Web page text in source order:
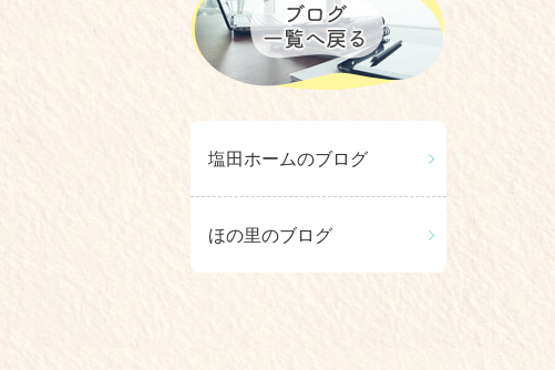
塩田ホームのブログ
ほの里のブログ